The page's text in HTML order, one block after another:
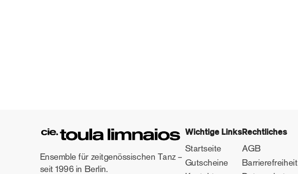
Ensemble für zeitgenössischen Tanz –
seit 1996 in Berlin.
Wichtige Links
Startseite
Gutscheine
Rechtliches
AGB
Barrierefreiheit